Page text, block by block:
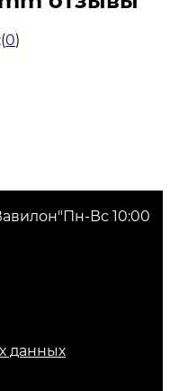
(0)
Пн-Вс 10:00
данных